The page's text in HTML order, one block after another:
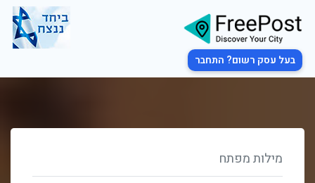
בעל עסק רשום? התחבר